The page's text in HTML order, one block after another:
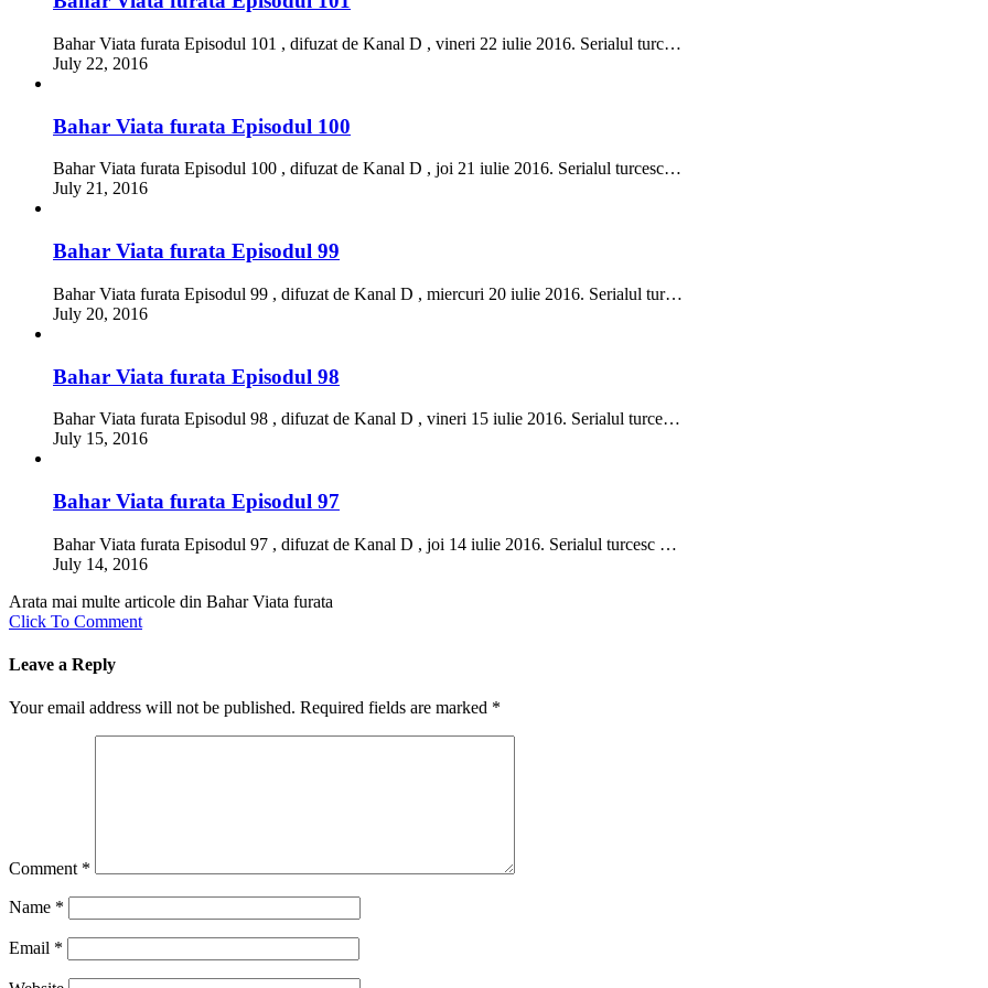
Bahar Viata furata Episodul 101 , difuzat de Kanal D , vineri 22 iulie 2016. Serialul turc…
July 22, 2016
Bahar Viata furata Episodul 100
Bahar Viata furata Episodul 100 , difuzat de Kanal D , joi 21 iulie 2016. Serialul turcesc…
July 21, 2016
Bahar Viata furata Episodul 99
Bahar Viata furata Episodul 99 , difuzat de Kanal D , miercuri 20 iulie 2016. Serialul tur…
July 20, 2016
Bahar Viata furata Episodul 98
Bahar Viata furata Episodul 98 , difuzat de Kanal D , vineri 15 iulie 2016. Serialul turce…
July 15, 2016
Bahar Viata furata Episodul 97
Bahar Viata furata Episodul 97 , difuzat de Kanal D , joi 14 iulie 2016. Serialul turcesc …
July 14, 2016
Arata mai multe articole din Bahar Viata furata
Click To Comment
Leave a Reply
Your email address will not be published. Required fields are marked *
Comment *
Name *
Email *